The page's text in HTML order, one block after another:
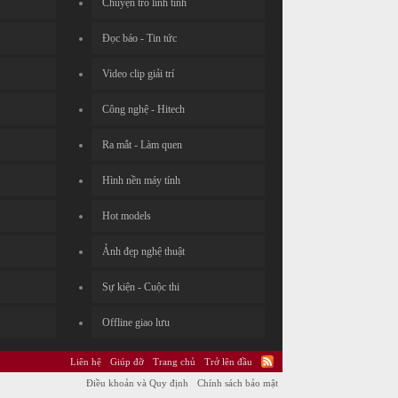
Chuyện trò linh tinh
Đọc báo - Tin tức
Video clip giải trí
Công nghệ - Hitech
Ra mắt - Làm quen
Hình nền máy tính
Hot models
Ảnh đẹp nghệ thuật
Sự kiện - Cuộc thi
Offline giao lưu
Liên hệ Giúp đỡ Trang chủ
Trở lên đầu
Điều khoản và Quy định
Chính sách bảo mật